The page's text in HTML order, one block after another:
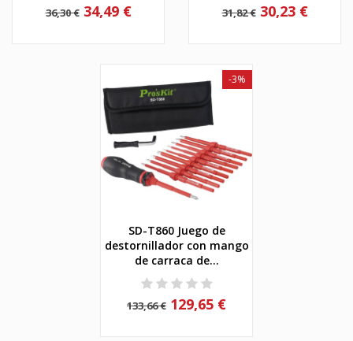
36,30 € 34,49 € 31,82 € 30,23 €
SD-T860 Juego de
destornillador con mango
de carraca de...
133,66 €
-3%
129,65 €